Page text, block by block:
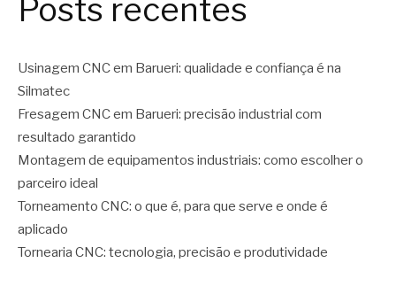
Posts recentes
Usinagem CNC em Barueri: qualidade e confiança é na
Silmatec
Fresagem CNC em Barueri: precisão industrial com
resultado garantido
Montagem de equipamentos industriais: como escolher o
parceiro ideal
Torneamento CNC: o que é, para que serve e onde é
aplicado
Tornearia CNC: tecnologia, precisão e produtividade